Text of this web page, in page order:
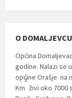
O DOMALJEVCU
Općina
godine. Nalazi se
općine Orašje na
Km
2
živi oko 7000